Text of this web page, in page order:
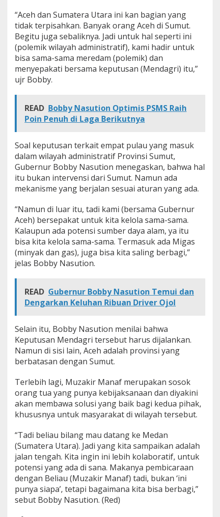
“Aceh dan Sumatera Utara ini kan bagian yang
tidak terpisahkan. Banyak orang Aceh di Sumut.
Begitu juga sebaliknya. Jadi untuk hal seperti ini
(polemik wilayah administratif), kami hadir untuk
bisa sama-sama meredam (polemik) dan
menyepakati bersama keputusan (Mendagri) itu,”
ujr Bobby.
READ Bobby Nasution Optimis PSMS Raih
Poin Penuh di Laga Berikutnya
Soal keputusan terkait empat pulau yang masuk
dalam wilayah administratif Provinsi Sumut,
Gubernur Bobby Nasution menegaskan, bahwa hal
itu bukan intervensi dari Sumut. Namun ada
mekanisme yang berjalan sesuai aturan yang ada.
“Namun di luar itu, tadi kami (bersama Gubernur
Aceh) bersepakat untuk kita kelola sama-sama.
Kalaupun ada potensi sumber daya alam, ya itu
bisa kita kelola sama-sama. Termasuk ada Migas
(minyak dan gas), juga bisa kita saling berbagi,”
jelas Bobby Nasution.
READ Gubernur Bobby Nasution Temui dan
Dengarkan Keluhan Ribuan Driver Ojol
Selain itu, Bobby Nasution menilai bahwa
Keputusan Mendagri tersebut harus dijalankan.
Namun di sisi lain, Aceh adalah provinsi yang
berbatasan dengan Sumut.
Terlebih lagi, Muzakir Manaf merupakan sosok
orang tua yang punya kebijaksanaan dan diyakini
akan membawa solusi yang baik bagi kedua pihak,
khususnya untuk masyarakat di wilayah tersebut.
“Tadi beliau bilang mau datang ke Medan
(Sumatera Utara). Jadi yang kita sampaikan adalah
jalan tengah. Kita ingin ini lebih kolaboratif, untuk
potensi yang ada di sana. Makanya pembicaraan
dengan Beliau (Muzakir Manaf) tadi, bukan ‘ini
punya siapa’, tetapi bagaimana kita bisa berbagi,”
sebut Bobby Nasution. (Red)